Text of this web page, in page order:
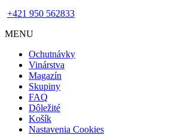
+421 950 562833
mobile
MENU
Ochutnávky
Vinárstva
Magazín
Skupiny
FAQ
Dôležité
Košík
Nastavenia Cookies